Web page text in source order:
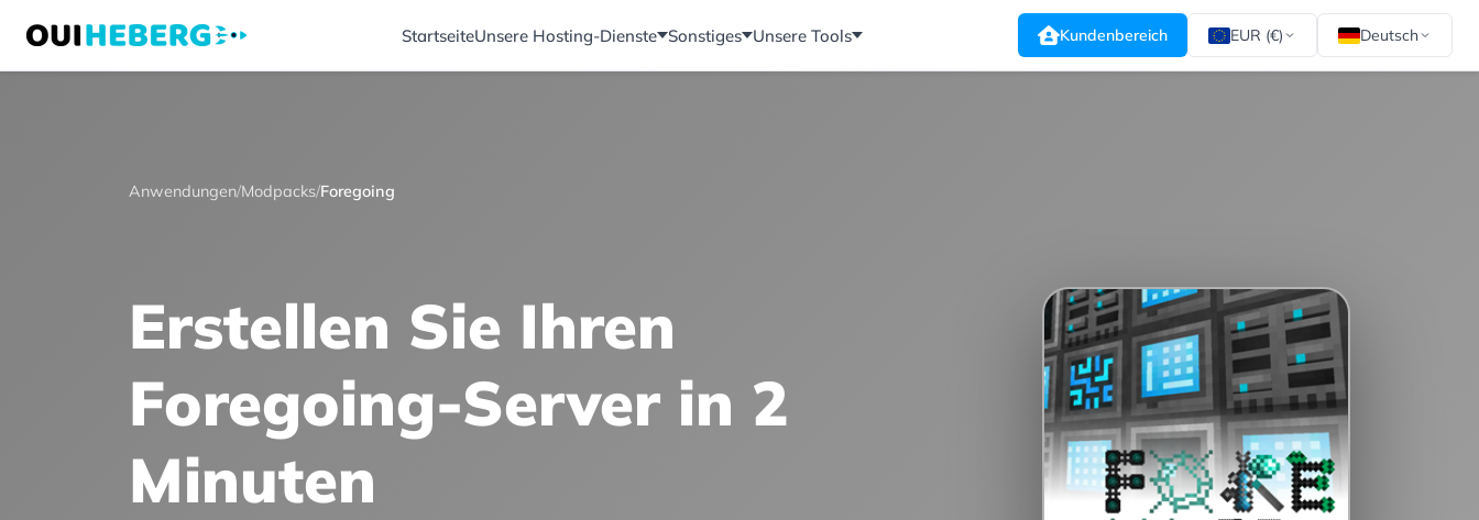
StartseiteUnsere Hosting-Dienste Sonstiges Unsere Tools Kundenbereich EUR (€) Deutsch
Anwendungen/Modpacks/Foregoing
Erstellen Sie Ihren
Foregoing-Server in 2
Minuten